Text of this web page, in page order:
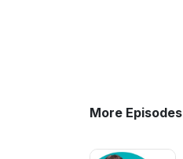
More Episodes